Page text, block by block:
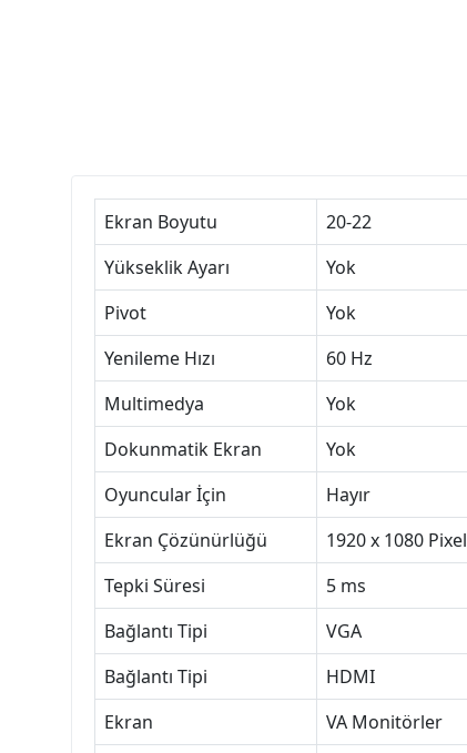
Ekran Boyutu
20-22
Yükseklik Ayarı
Yok
Pivot
Yok
Yenileme Hızı
60 Hz
Multimedya
Yok
Dokunmatik Ekran
Yok
Oyuncular İçin
Hayır
Ekran Çözünürlüğü
1920 x 1080 Pixel
Tepki Süresi
5 ms
Bağlantı Tipi
VGA
Bağlantı Tipi
HDMI
Ekran
VA Monitörler